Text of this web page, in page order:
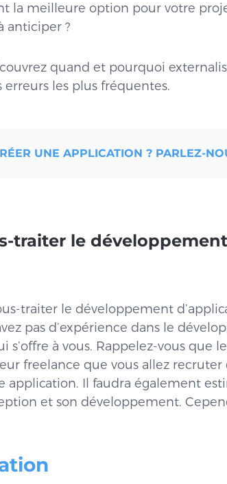
la meilleure option pour votre
anticiper ?
quand et pourquoi
les plus fréquentes.
UNE APPLICATION ? PARLEZ-
traiter le
traiter le développement
pas d’expérience dans le
à vous. Rappelez-vous que le
freelance que vous allez
application. Il faudra également
et son développement.